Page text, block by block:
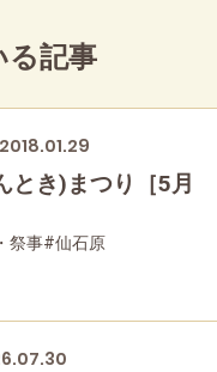
る記事
2018.01.29
とき)まつり［5月
祭事#仙石原